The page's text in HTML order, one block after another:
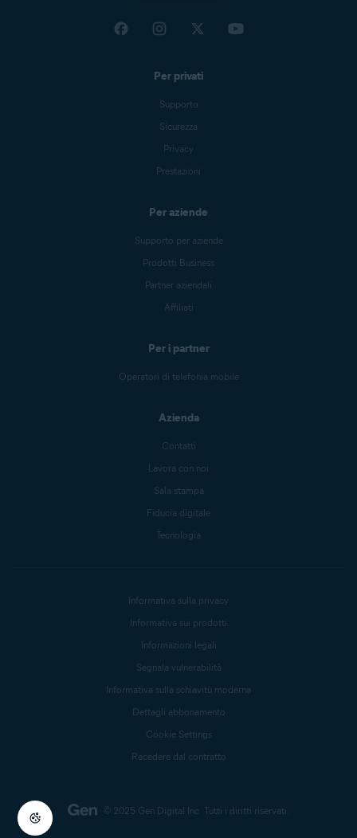
Per privati
Supporto
Sicurezza
Privacy
Prestazioni
Per aziende
Supporto per aziende
Prodotti Business
Partner aziendali
Affiliati
Per i partner
Operatori di telefonia mobile
Azienda
Contatti
Lavora con noi
Sala stampa
Fiducia digitale
Tecnologia
© 2025 Gen Digital Inc. Tutti i diritti riservati.
Informativa sulla privacy
Informativa sui prodotti
Informazioni legali
Segnala vulnerabilità
Informativa sulla schiavitù moderna
Dettagli abbonamento
Cookie Settings
Recedere dal contratto